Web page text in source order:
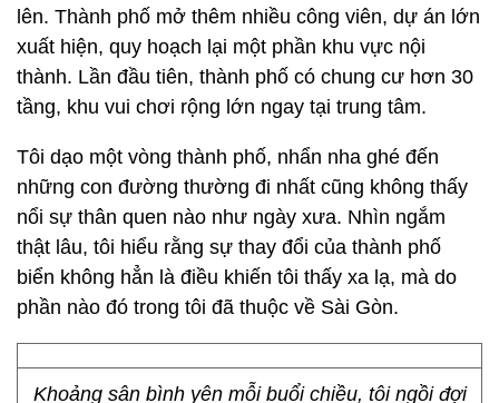
lên. Thành phố mở thêm nhiều công viên, dự án lớn
xuất hiện, quy hoạch lại một phần khu vực nội
thành. Lần đầu tiên, thành phố có chung cư hơn 30
tầng, khu vui chơi rộng lớn ngay tại trung tâm.
Tôi dạo một vòng thành phố, nhẩn nha ghé đến
những con đường thường đi nhất cũng không thấy
nổi sự thân quen nào như ngày xưa. Nhìn ngắm
thật lâu, tôi hiểu rằng sự thay đổi của thành phố
biển không hẳn là điều khiến tôi thấy xa lạ, mà do
phần nào đó trong tôi đã thuộc về Sài Gòn.